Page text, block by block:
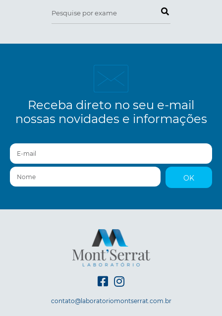
Pesquise por exame
Receba direto no seu e-mail
nossas novidades e informações
E-mail
Nome
OK
contato@laboratoriomontserrat.com.br